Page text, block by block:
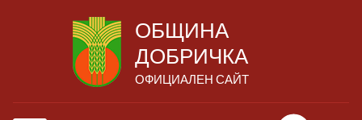
ОБЩИНА
ДОБРИЧКА
ОФИЦИАЛЕН САЙТ